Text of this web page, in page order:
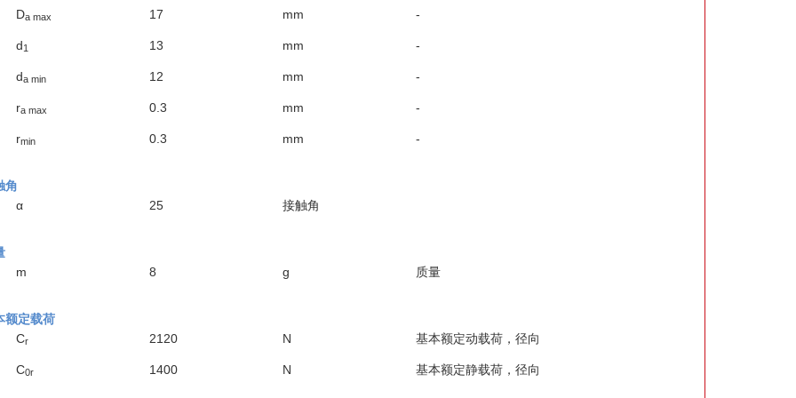
Da max 17 mm -
d1 13 mm -
da min 12 mm -
ra max 0.3 mm -
rmin 0.3 mm -
角
α
25 接触角
m
8 g 质量
额定载荷
Cr 2120 N 基本额定动载荷，径向
C0r 1400 N 基本额定静载荷，径向